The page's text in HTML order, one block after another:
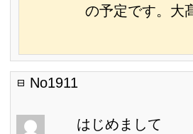
の予定です。大
No1911
はじめまして